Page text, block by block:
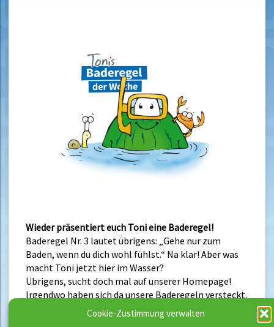
Cookie-Zustimmung verwalten
Wieder präsentiert euch Toni eine Baderegel!
Baderegel Nr. 3 lautet übrigens: „Gehe nur zum
Baden, wenn du dich wohl fühlst.“ Na klar! Aber was
macht Toni jetzt hier im Wasser?
Übrigens, sucht doch mal auf unserer Homepage!
Irgendwo haben sich da unsere Baderegeln versteckt.